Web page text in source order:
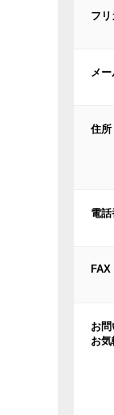
フリ
メ
住所
電話
FAX
お
お